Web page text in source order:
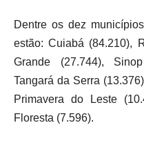
Dentre os dez
estão: Cuiabá (84.210),
Grande (27.744),
Tangará da Serra
Primavera do Leste
Floresta (7.596).